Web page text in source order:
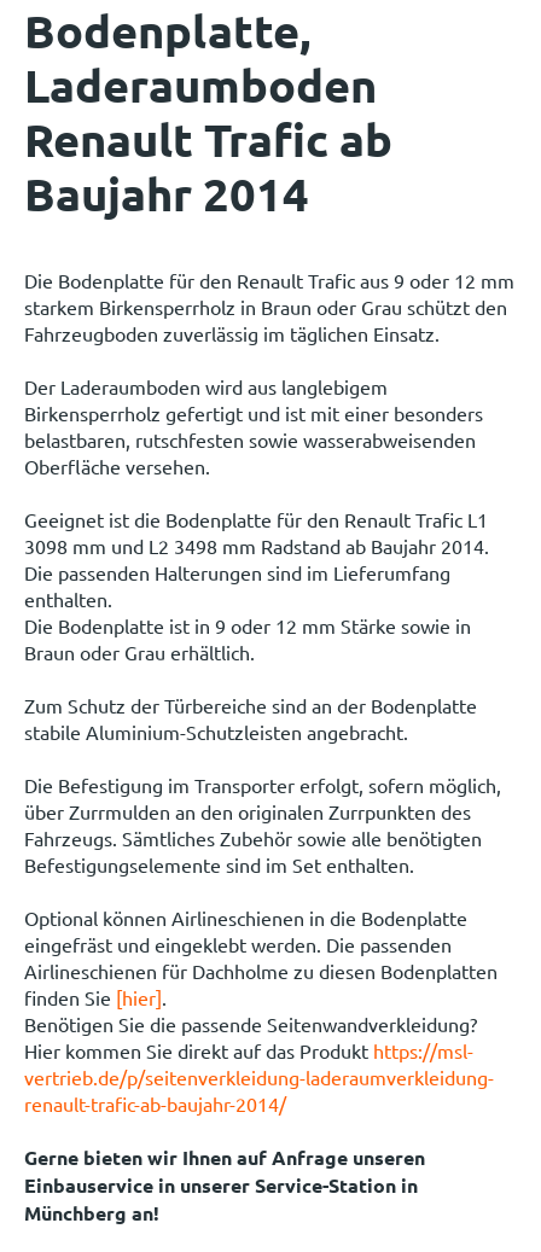
Bodenplatte,
Laderaumboden
Renault Trafic ab
Baujahr 2014
Die Bodenplatte für den Renault Trafic aus 9 oder 12 mm
starkem Birkensperrholz in Braun oder Grau schützt den
Fahrzeugboden zuverlässig im täglichen Einsatz.
Der Laderaumboden wird aus langlebigem
Birkensperrholz gefertigt und ist mit einer besonders
belastbaren, rutschfesten sowie wasserabweisenden
Oberfläche versehen.
Geeignet ist die Bodenplatte für den Renault Trafic L1
3098 mm und L2 3498 mm Radstand ab Baujahr 2014.
Die passenden Halterungen sind im Lieferumfang
enthalten.
Die Bodenplatte ist in 9 oder 12 mm Stärke sowie in
Braun oder Grau erhältlich.
Zum Schutz der Türbereiche sind an der Bodenplatte
stabile Aluminium-Schutzleisten angebracht.
Die Befestigung im Transporter erfolgt, sofern möglich,
über Zurrmulden an den originalen Zurrpunkten des
Fahrzeugs. Sämtliches Zubehör sowie alle benötigten
Befestigungselemente sind im Set enthalten.
Optional können Airlineschienen in die Bodenplatte
eingefräst und eingeklebt werden. Die passenden
Airlineschienen für Dachholme zu diesen Bodenplatten
finden Sie [hier]
Benötigen Sie die passende Seitenwandverkleidung?
Hier kommen Sie direkt auf das Produkt https://msl-
vertrieb.de/p/seitenverkleidung-laderaumverkleidung-
renault-trafic-ab-baujahr-2014/
Gerne bieten wir Ihnen auf Anfrage unseren
Einbauservice in unserer Service-Station in
Münchberg an!